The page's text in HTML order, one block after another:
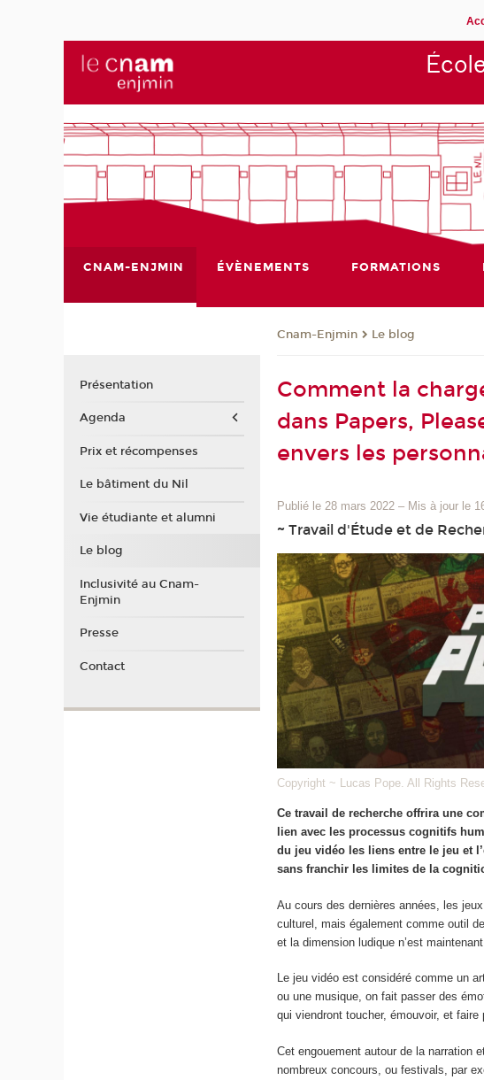
CNAM-ENJMIN ÉVÈNEMENTS FORMATIONS
Cnam-Enjmin Le blog
Comment la
dans Papers,
envers les
Publié le 28 mars 2022 – Mis à jour le
~ Travail d'Étude et de
Copyright ~ Lucas Pope. All Rights
Ce travail de recherche offrira une
lien avec les processus cognitifs
du jeu vidéo les liens entre le jeu et
sans franchir les limites de la
Au cours des dernières années, les
culturel, mais également comme outil
et la dimension ludique n’est
Le jeu vidéo est considéré comme un
ou une musique, on fait passer des
qui viendront toucher, émouvoir, et
Cet engouement autour de la narration
nombreux concours, ou festivals, par
Présentation
Agenda
Prix et récompenses
Le bâtiment du Nil
Vie étudiante et alumni
Le blog
Inclusivité au Cnam-
Enjmin
Presse
Contact